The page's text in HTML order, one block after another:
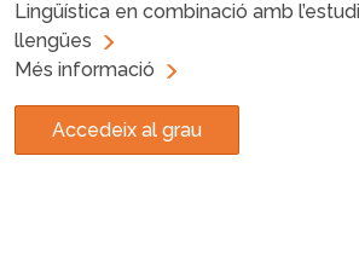
Lingüística en combinació amb
llengües
Més informació
Accedeix al grau